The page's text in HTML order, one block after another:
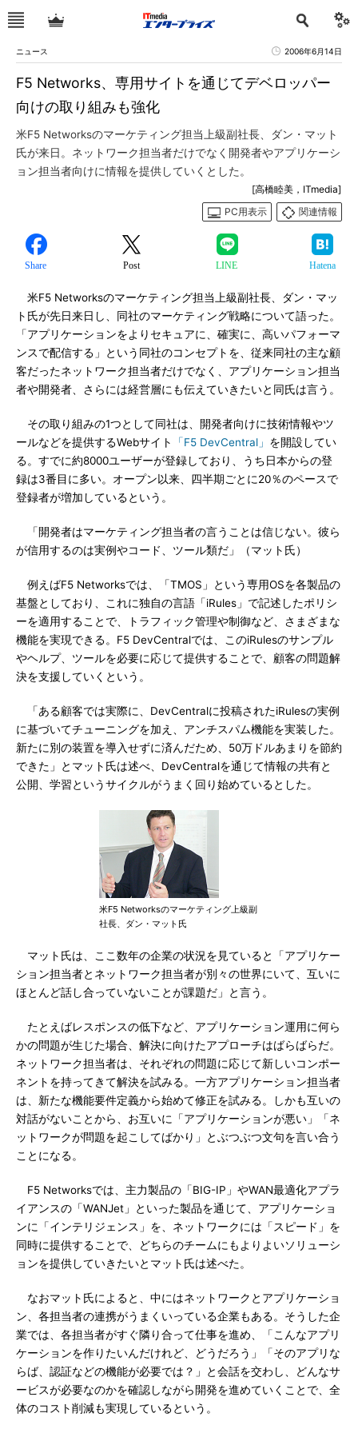
ニュース 2006年6月14日
F5 Networks、専用サイトを通じてデベロッパー
向けの取り組みも強化
米F5 Networksのマーケティング担当上級副社長、ダン・マット
氏が来日。ネットワーク担当者だけでなく開発者やアプリケーシ
ョン担当者向けに情報を提供していくとした。
[高橋睦美，ITmedia]
PC用表示
関連情報
Share Post LINE Hatena
米F5 Networksのマーケティング担当上級副社長、ダン・マッ
ト氏が先日来日し、同社のマーケティング戦略について語った。
「アプリケーションをよりセキュアに、確実に、高いパフォーマ
ンスで配信する」という同社のコンセプトを、従来同社の主な顧
客だったネットワーク担当者だけでなく、アプリケーション担当
者や開発者、さらには経営層にも伝えていきたいと同氏は言う。
その取り組みの1つとして同社は、開発者向けに技術情報やツ
ールなどを提供するWebサイト
「F5 DevCentral」 を開設してい
る。すでに約8000ユーザーが登録しており、うち日本からの登
録は3番目に多い。オープン以来、四半期ごとに20％のペースで
登録者が増加しているという。
「開発者はマーケティング担当者の言うことは信じない。彼ら
が信用するのは実例やコード、ツール類だ」（マット氏）
例えばF5 Networksでは、「TMOS」という専用OSを各製品の
基盤としており、これに独自の言語「iRules」で記述したポリシ
ーを適用することで、トラフィック管理や制御など、さまざまな
機能を実現できる。F5 DevCentralでは、このiRulesのサンプル
やヘルプ、ツールを必要に応じて提供することで、顧客の問題解
決を支援していくという。
「ある顧客では実際に、DevCentralに投稿されたiRulesの実例
に基づいてチューニングを加え、アンチスパム機能を実装した。
新たに別の装置を導入せずに済んだため、50万ドルあまりを節約
できた」とマット氏は述べ、DevCentralを通じて情報の共有と
公開、学習というサイクルがうまく回り始めているとした。
米F5 Networksのマーケティング上級副
社長、ダン・マット氏
マット氏は、ここ数年の企業の状況を見ていると「アプリケー
ション担当者とネットワーク担当者が別々の世界にいて、互いに
ほとんど話し合っていないことが課題だ」と言う。
たとえばレスポンスの低下など、アプリケーション運用に何ら
かの問題が生じた場合、解決に向けたアプローチはばらばらだ。
ネットワーク担当者は、それぞれの問題に応じて新しいコンポー
ネントを持ってきて解決を試みる。一方アプリケーション担当者
は、新たな機能要件定義から始めて修正を試みる。しかも互いの
対話がないことから、お互いに「アプリケーションが悪い」「ネ
ットワークが問題を起こしてばかり」とぶつぶつ文句を言い合う
ことになる。
F5 Networksでは、主力製品の「BIG-IP」やWAN最適化アプラ
イアンスの「WANJet」といった製品を通じて、アプリケーショ
ンに「インテリジェンス」を、ネットワークには「スピード」を
同時に提供することで、どちらのチームにもよりよいソリューシ
ョンを提供していきたいとマット氏は述べた。
なおマット氏によると、中にはネットワークとアプリケーショ
ン、各担当者の連携がうまくいっている企業もある。そうした企
業では、各担当者がすぐ隣り合って仕事を進め、「こんなアプリ
ケーションを作りたいんだけれど、どうだろう」「そのアプリな
らば、認証などの機能が必要では？」と会話を交わし、どんなサ
ービスが必要なのかを確認しながら開発を進めていくことで、全
体のコスト削減も実現しているという。